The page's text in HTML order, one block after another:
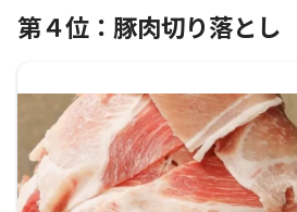
第４位：豚肉切り落とし